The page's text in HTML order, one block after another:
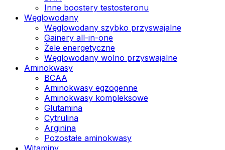
Inne boostery testosteronu
Węglowodany
Węglowodany szybko przyswajalne
Gainery all-in-one
Żele energetyczne
Węglowodany wolno przyswajalne
Aminokwasy
BCAA
Aminokwasy egzogenne
Aminokwasy kompleksowe
Glutamina
Cytrulina
Arginina
Pozostałe aminokwasy
Witaminy